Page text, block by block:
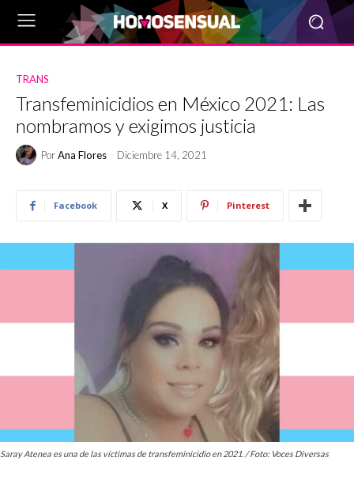
TRANS
Transfeminicidios en México 2021: Las
nombramos y exigimos justicia
PorAna Flores Diciembre 14, 2021
Facebook X Pinterest
Saray Atenea es una de las víctimas de transfeminicidio en 2021. / Foto: Voces Diversas